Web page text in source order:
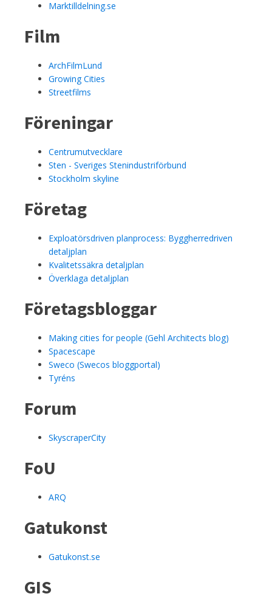
Marktilldelning.se
Film
ArchFilmLund
Growing Cities
Streetfilms
Föreningar
Centrumutvecklare
Sten - Sveriges Stenindustriförbund
Stockholm skyline
Företag
Exploatörsdriven planprocess: Byggherredriven
detaljplan
Kvalitetssäkra detaljplan
Överklaga detaljplan
Företagsbloggar
Making cities for people (Gehl Architects blog)
Spacescape
Sweco (Swecos bloggportal)
Tyréns
Forum
SkyscraperCity
FoU
ARQ
Gatukonst
Gatukonst.se
GIS